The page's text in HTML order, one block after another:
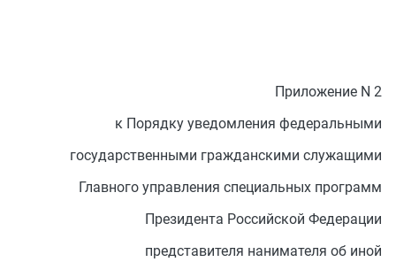
Приложение N 2
к Порядку уведомления федеральными
государственными гражданскими служащими
Главного управления специальных программ
Президента Российской Федерации
представителя нанимателя об иной